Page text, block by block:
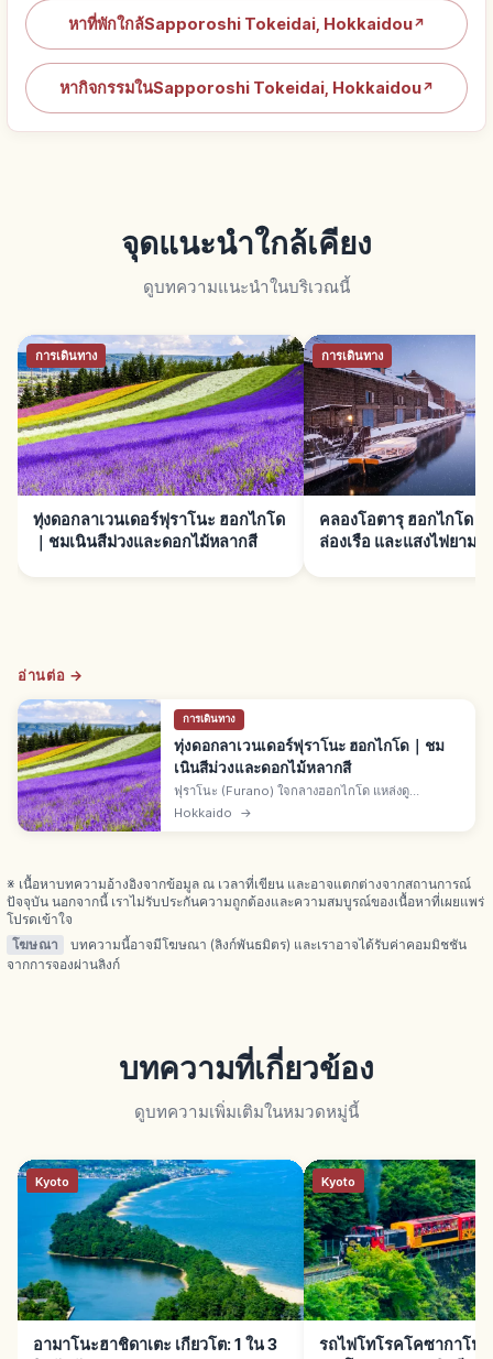
หาที่พักใกล้Sapporoshi Tokeidai, Hokkaidou↗
หากิจกรรมในSapporoshi Tokeidai, Hokkaidou↗
จุดแนะนำใกล้เคียง
ดูบทความแนะนำในบริเวณนี้
การเดินทาง
ทุ่งดอกลาเวนเดอร์ฟุราโนะ ฮอกไกโด
｜ชมเนินสีม่วงและดอกไม้หลากสี
การเดินทาง
คลองโอตารุ ฮอกไกโด｜
ล่องเรือ และแสงไฟยาม
อ่านต่อ →
การเดินทาง
ทุ่งดอกลาเวนเดอร์ฟุราโนะ ฮอกไกโด｜ชม
เนินสีม่วงและดอกไม้หลากสี
ฟุราโนะ (Furano) ใจกลางฮอกไกโด แหล่งดู
ลาเวนเดอร์ฤดูร้อน ทุ่งดอกม่วงสุดสายตา ช่วงสวย
Hokkaido →
※ เนื้อหาบทความอ้างอิงจากข้อมูล ณ เวลาที่เขียน และอาจแตกต่างจากสถานการณ์
ปัจจุบัน นอกจากนี้ เราไม่รับประกันความถูกต้องและความสมบูรณ์ของเนื้อหาที่เผยแพร่
โปรดเข้าใจ
โฆษณา
บทความนี้อาจมีโฆษณา (ลิงก์พันธมิตร) และเราอาจได้รับค่าคอมมิชชัน
จากการจองผ่านลิงก์
บทความที่เกี่ยวข้อง
ดูบทความเพิ่มเติมในหมวดหมู่นี้
Kyoto
อามาโนะฮาชิดาเตะ เกียวโต: 1 ใน 3
Kyoto
รถไฟโทโรคโคซากาโนะ